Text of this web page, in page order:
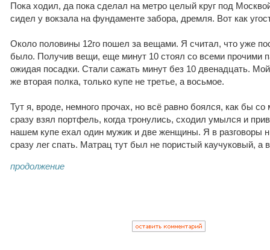
Пока ходил, да пока сделал на метро целый круг под
сидел у вокзала на фундаменте забора, дремля. Вот как
Около половины 12го пошел за вещами. Я считал, что уже
было. Получив вещи, еще минут 10 стоял со всеми прочими
ожидая посадки. Стали сажать минут без 10 двенадцать.
же вторая полка, только купе не третье, а восьмое.
Тут я, вроде, немного прочах, но всё равно боялся, как бы
сразу взял портфель, когда тронулись, сходил умылся и
нашем купе ехал один мужик и две женщины. Я в разговоры
сразу лег спать. Матрац тут был не пористый каучуковый, а
продолжение